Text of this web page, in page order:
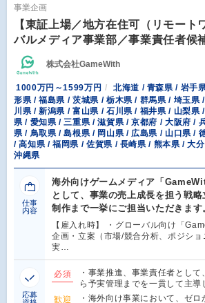
事業企画
【東証上場／地方在住可（リモート
バルメディア事業部／事業責任者候
株式会社GameWith
1000万円～1599万円
北海道 / 青森県 / 岩手
形県 / 福島県 / 茨城県 / 栃木県 / 群馬県 / 埼玉県
川県 / 新潟県 / 富山県 / 石川県 / 福井県 / 山梨県
県 / 愛知県 / 三重県 / 滋賀県 / 京都府 / 大阪府 /
県 / 鳥取県 / 島根県 / 岡山県 / 広島県 / 山口県 /
/ 高知県 / 福岡県 / 佐賀県 / 長崎県 / 熊本県 / 大
沖縄県
仕事
内容
海外向けゲームメディア「
として、事業の売上成長を担う戦
制作まで一挙にご担当いただきます
【雇入れ時】 ・グローバル向け「
企画・立案（市場/競合分析、ポジショ
実…
応募
必須
・事業推進、事業責任者とし
ら予実管理までを一貫して主導
歓迎
・海外向け事業において、ゼ